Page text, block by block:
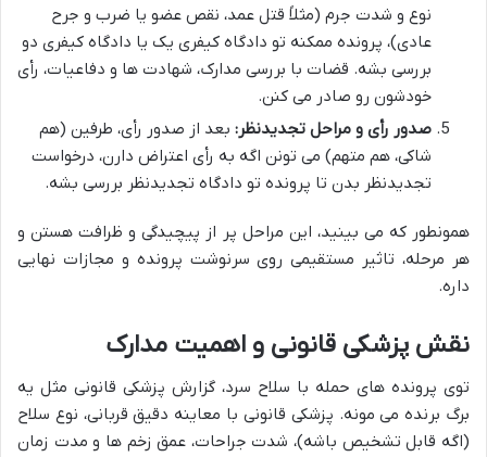
نوع و شدت جرم (مثلاً قتل عمد، نقص عضو یا ضرب و جرح
عادی)، پرونده ممکنه تو دادگاه کیفری یک یا دادگاه کیفری دو
بررسی بشه. قضات با بررسی مدارک، شهادت ها و دفاعیات، رأی
خودشون رو صادر می کنن.
صدور رأی و مراحل تجدیدنظر: بعد از صدور رأی، طرفین (هم
شاکی، هم متهم) می تونن اگه به رأی اعتراض دارن، درخواست
تجدیدنظر بدن تا پرونده تو دادگاه تجدیدنظر بررسی بشه.
همونطور که می بینید، این مراحل پر از پیچیدگی و ظرافت هستن و
هر مرحله، تاثیر مستقیمی روی سرنوشت پرونده و مجازات نهایی
داره.
نقش پزشکی قانونی و اهمیت مدارک
توی پرونده های حمله با سلاح سرد، گزارش پزشکی قانونی مثل یه
برگ برنده می مونه. پزشکی قانونی با معاینه دقیق قربانی، نوع سلاح
(اگه قابل تشخیص باشه)، شدت جراحات، عمق زخم ها و مدت زمان